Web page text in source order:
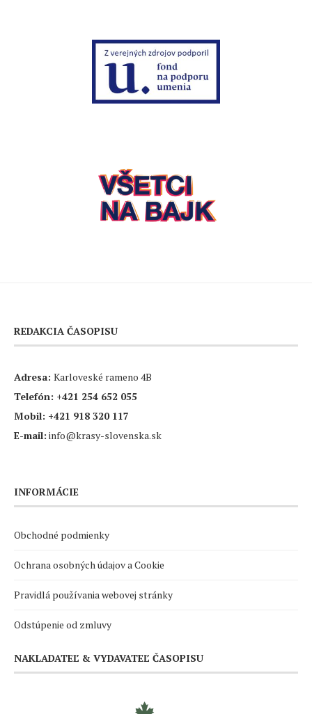
REDAKCIA ČASOPISU
Adresa: Karloveské rameno 4B
Telefón: +421 254 652 055
Mobil: +421 918 320 117
E-mail: info@krasy-slovenska.sk
INFORMÁCIE
Obchodné podmienky
Ochrana osobných údajov a Cookie
Pravidlá používania webovej stránky
Odstúpenie od zmluvy
NAKLADATEĽ & VYDAVATEĽ ČASOPISU